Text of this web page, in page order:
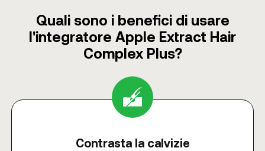
Quali sono i benefici di usare
l'integratore Apple Extract Hair
Complex Plus?
Contrasta la calvizie